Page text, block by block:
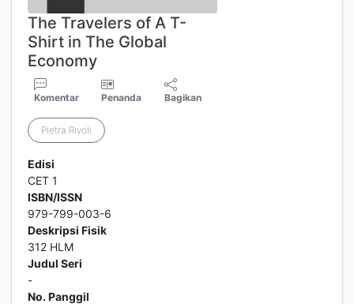
The Travelers of A T-
Shirt in The Global
Economy
Komentar Penanda Bagikan
Pietra Rivoli
Edisi
CET 1
ISBN/ISSN
979-799-003-6
Deskripsi Fisik
312 HLM
Judul Seri
-
No. Panggil